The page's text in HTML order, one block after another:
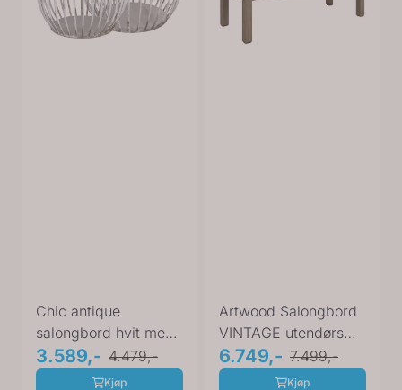
Chic antique
salongbord hvit med
trelokk sett med 2 stk
3.589,- 4.479,-
Kjøp
Artwood Salongbord
VINTAGE utendørs
19-42568
6.749,- 7.499,-
Kjøp